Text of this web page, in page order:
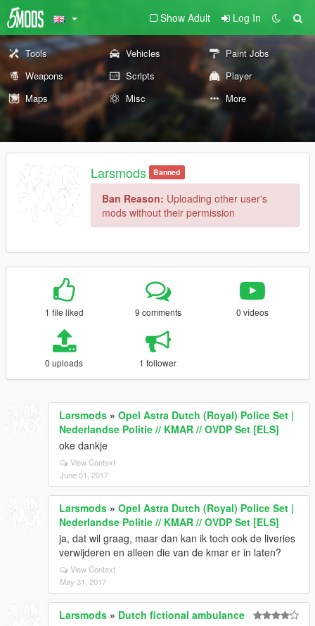
Show Adult Log In
Tools Vehicles
Paint Jobs
Weapons
Scripts
Player
Maps
Misc More
Larsmods Banned
Ban Reason: Uploading other user's
mods without their permission
1 file liked 9 comments 0 videos
0 uploads 1 follower
Larsmods » Opel Astra Dutch (Royal) Police Set |
Nederlandse Politie // KMAR // OVDP Set [ELS]
oke dankje
View Context
June 01, 2017
Larsmods » Opel Astra Dutch (Royal) Police Set |
Nederlandse Politie // KMAR // OVDP Set [ELS]
ja, dat wil graag, maar dan kan ik toch ook de liveries
verwijderen en alleen die van de kmar er in laten?
View Context
May 31, 2017
Larsmods » Dutch fictional ambulance